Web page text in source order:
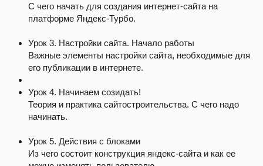
С чего начать для создания интернет-сайта на
платформе Яндекс-Турбо.
Урок 3. Настройки сайта. Начало работы
Важные элементы настройки сайта, необходимые для
его публикации в интернете.
Урок 4. Начинаем созидать!
Теория и практика сайтостроительства. С чего надо
начинать.
Урок 5. Действия с блоками
Из чего состоит конструкция яндекс-сайта и как ее